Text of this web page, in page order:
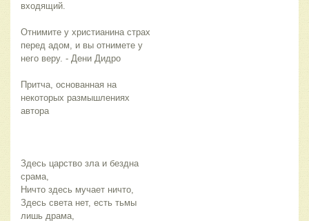
входящий.
Отнимите у христианина страх
перед адом, и вы отнимете у
него веру. - Дени Дидро
Притча, основанная на
некоторых размышлениях
автора
Здесь царство зла и бездна
срама,
Ничто здесь мучает ничто,
Здесь света нет, есть тьмы
лишь драма,